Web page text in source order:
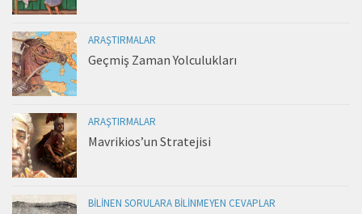
ARAŞTIRMALAR
Geçmiş Zaman Yolculukları
ARAŞTIRMALAR
Mavrikios’un Stratejisi
BILINEN SORULARA BILINMEYEN CEVAPLAR